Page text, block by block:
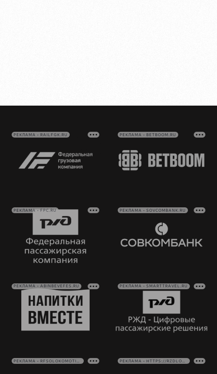
РЕКЛАМА • RAILFGK.RU РЕКЛАМА • BETBOOM.RU
РЕКЛАМА • FPC.RU РЕКЛАМА • SOVCOMBANK.RU
РЕКЛАМА • ABINBEVEFES.RU РЕКЛАМА • SMARTTRAVEL.RU